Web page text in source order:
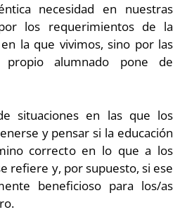
necesidad en nuestras
los requerimientos de la
la que vivimos, sino por las
alumnado pone de
situaciones en las que los
y pensar si la educación
correcto en lo que a los
refiere y, por supuesto, si ese
beneficioso para los/as